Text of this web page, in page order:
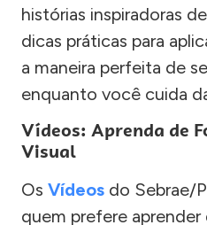
histórias inspiradoras
dicas práticas para
a maneira perfeita de
enquanto você cuida
Vídeos: Aprenda de
Visual
Os Vídeos do Sebrae/
quem prefere aprender